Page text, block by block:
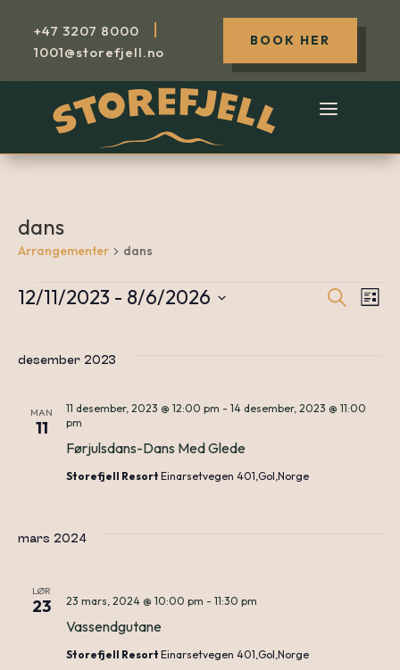
+47 3207 8000 |
1001@storefjell.no
BOOK HER
dans
Arrangementer dans
Arrangementer
Søk Liste
12/11/2023 - 8/6/2026
desember 2023
MAN
11
Førjulsdans-Dans Med Glede
11 desember, 2023 @ 12:00 pm - 14 desember, 2023 @ 11:00
pm
Storefjell Resort Einarsetvegen 401,Gol,Norge
mars 2024
LØR
23
Vassendgutane
23 mars, 2024 @ 10:00 pm - 11:30 pm
Storefjell Resort Einarsetvegen 401,Gol,Norge